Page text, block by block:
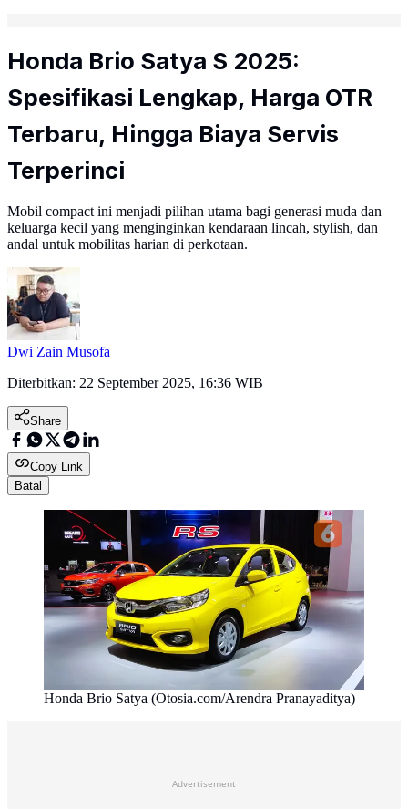
Honda Brio Satya S 2025:
Spesifikasi Lengkap, Harga OTR
Terbaru, Hingga Biaya Servis
Terperinci
Mobil compact ini menjadi pilihan utama bagi generasi muda dan
keluarga kecil yang menginginkan kendaraan lincah, stylish, dan
andal untuk mobilitas harian di perkotaan.
Dwi Zain Musofa
Diterbitkan: 22 September 2025, 16:36 WIB
Share
Copy Link
Batal
Honda Brio Satya (Otosia.com/Arendra Pranayaditya)
Advertisement